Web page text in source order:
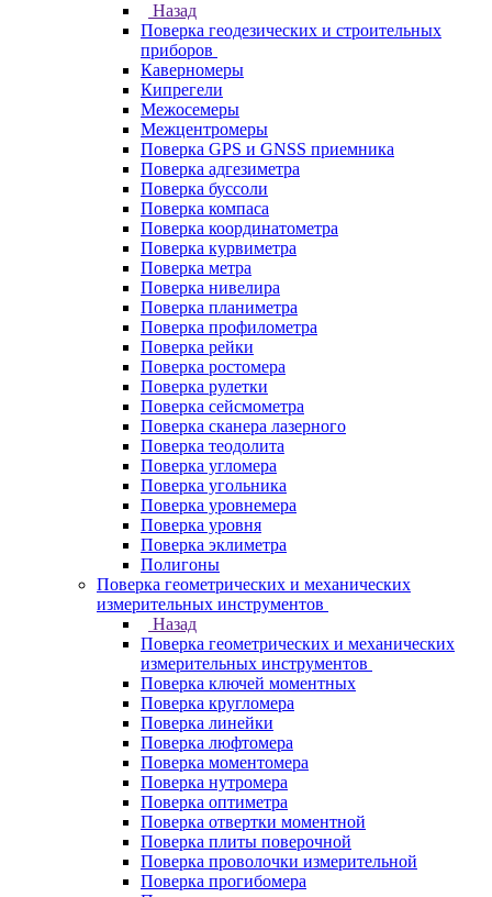
Назад
Поверка геодезических и строительных
приборов
Каверномеры
Кипрегели
Межосемеры
Межцентромеры
Поверка GPS и GNSS приемника
Поверка адгезиметра
Поверка буссоли
Поверка компаса
Поверка координатометра
Поверка курвиметра
Поверка метра
Поверка нивелира
Поверка планиметра
Поверка профилометра
Поверка рейки
Поверка ростомера
Поверка рулетки
Поверка сейсмометра
Поверка сканера лазерного
Поверка теодолита
Поверка угломера
Поверка угольника
Поверка уровнемера
Поверка уровня
Поверка эклиметра
Полигоны
Поверка геометрических и механических
измерительных инструментов
Назад
Поверка геометрических и механических
измерительных инструментов
Поверка ключей моментных
Поверка кругломера
Поверка линейки
Поверка люфтомера
Поверка моментомера
Поверка нутромера
Поверка оптиметра
Поверка отвертки моментной
Поверка плиты поверочной
Поверка проволочки измерительной
Поверка прогибомера